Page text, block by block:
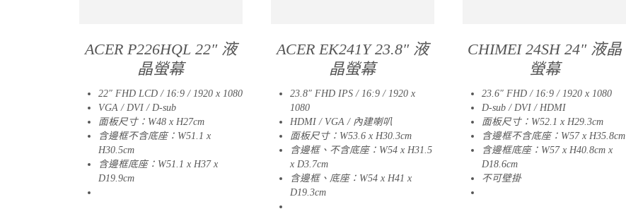
ACER P226HQL 22″ 液
晶螢幕
22″ FHD LCD / 16:9 / 1920 x 1080
VGA / DVI / D-sub
面板尺寸：W48 x H27cm
含邊框不含底座：W51.1 x
H30.5cm
含邊框底座：W51.1 x H37 x
D19.9cm
ACER EK241Y 23.8″ 液
晶螢幕
23.8″ FHD IPS / 16:9 / 1920 x
1080
HDMI / VGA / 內建喇叭
面板尺寸：W53.6 x H30.3cm
含邊框、不含底座：W54 x H31.5
x D3.7cm
含邊框、底座：W54 x H41 x
D19.3cm
CHIMEI 24SH 24″ 液晶
螢幕
23.6″ FHD / 16:9 / 1920 x 1080
D-sub / DVI / HDMI
面板尺寸：W52.1 x H29.3cm
含邊框不含底座：W57 x H35.8cm
含邊框底座：W57 x H40.8cm x
D18.6cm
不可壁掛